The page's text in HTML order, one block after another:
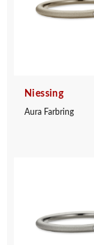
Niessing
Aura Farbring